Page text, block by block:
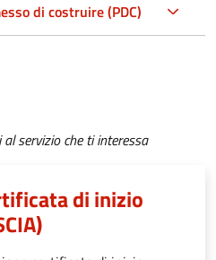
di costruire (PDC)
servizio che ti interessa
di inizio